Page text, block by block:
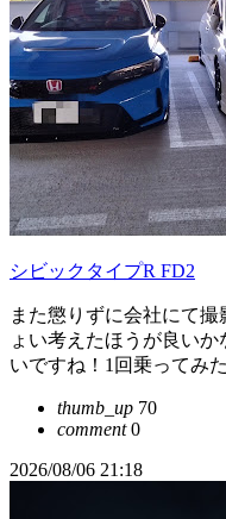
シビックタイプR FD2
また懲りずに会社にて
ょい考えたほうが良い
いですね！1回乗ってみ
thumb_up 70
comment0
2026/08/06 21:18